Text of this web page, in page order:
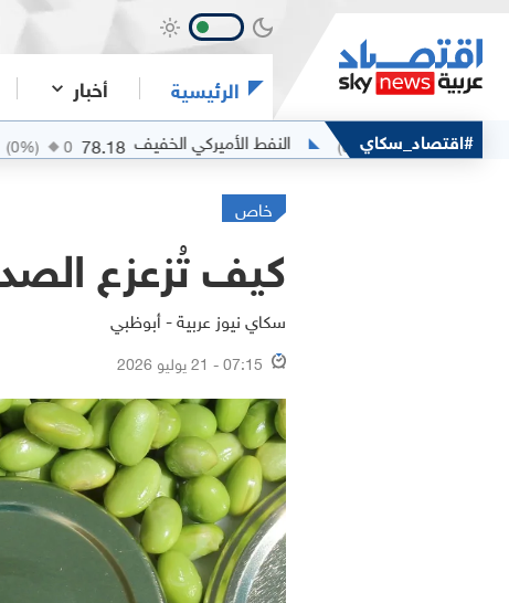
الرئيسية أخبار
#اقتصاد_سكاي
(0%) النفط الأميركي الخفيف 78.18
0
(0%) الفضة
خاص
كيف تُزعزع
سكاي نيوز عربية - أبوظبي
07:15 - 21 يوليو 2026